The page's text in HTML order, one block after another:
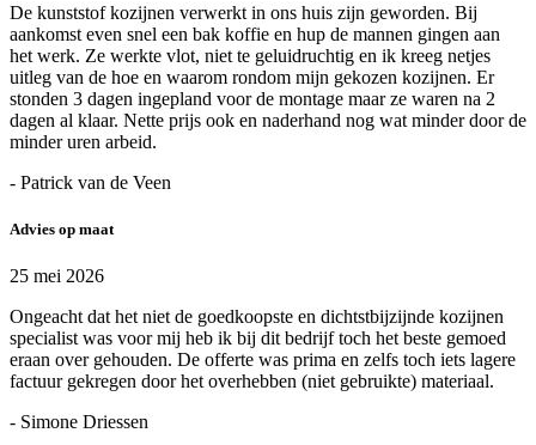
De kunststof kozijnen verwerkt in ons huis zijn geworden. Bij
aankomst even snel een bak koffie en hup de mannen gingen aan
het werk. Ze werkte vlot, niet te geluidruchtig en ik kreeg netjes
uitleg van de hoe en waarom rondom mijn gekozen kozijnen. Er
stonden 3 dagen ingepland voor de montage maar ze waren na 2
dagen al klaar. Nette prijs ook en naderhand nog wat minder door de
minder uren arbeid.
- Patrick van de Veen
Advies op maat
25 mei 2026
Ongeacht dat het niet de goedkoopste en dichtstbijzijnde kozijnen
specialist was voor mij heb ik bij dit bedrijf toch het beste gemoed
eraan over gehouden. De offerte was prima en zelfs toch iets lagere
factuur gekregen door het overhebben (niet gebruikte) materiaal.
- Simone Driessen